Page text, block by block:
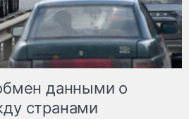
данными о
странами